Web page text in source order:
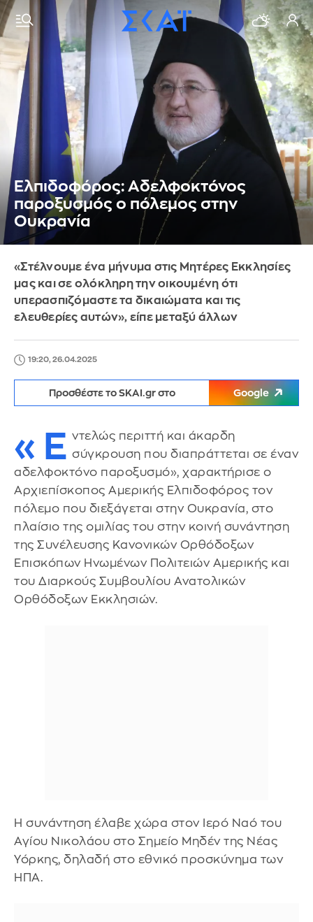
Ελπιδοφόρος: Αδελφοκτόνος
παροξυσμός ο πόλεμος στην
Ουκρανία
«Στέλνουμε ένα μήνυμα στις Μητέρες Εκκλησίες
μας και σε ολόκληρη την οικουμένη ότι
υπερασπιζόμαστε τα δικαιώματα και τις
ελευθερίες αυτών», είπε μεταξύ άλλων
19:20, 26.04.2025
Προσθέστε το SKAI.gr στο Google
«Ε ντελώς περιττή και άκαρδη
σύγκρουση που διαπράττεται σε έναν
αδελφοκτόνο παροξυσμό», χαρακτήρισε ο
Αρχιεπίσκοπος Αμερικής Ελπιδοφόρος τον
πόλεμο που διεξάγεται στην Ουκρανία, στο
πλαίσιο της ομιλίας του στην κοινή συνάντηση
της Συνέλευσης Κανονικών Ορθόδοξων
Επισκόπων Ηνωμένων Πολιτειών Αμερικής και
του Διαρκούς Συμβουλίου Ανατολικών
Ορθόδοξων Εκκλησιών.
Η συνάντηση έλαβε χώρα στον Ιερό Ναό του
Αγίου Νικολάου στο Σημείο Μηδέν της Νέας
Υόρκης, δηλαδή στο εθνικό προσκύνημα των
ΗΠΑ.